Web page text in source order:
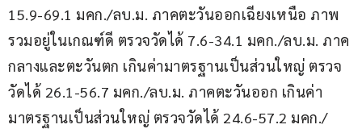
15.9-69.1 มคก./ลบ.ม. ภาคตะวันออกเฉียงเหนือ ภาพ
รวมอยู่ในเกณฑ์ดี ตรวจวัดได้ 7.6-34.1 มคก./ลบ.ม. ภาค
กลางและตะวันตก เกินค่ามาตรฐานเป็นส่วนใหญ่ ตรวจ
วัดได้ 26.1-56.7 มคก./ลบ.ม. ภาคตะวันออก เกินค่า
มาตรฐานเป็นส่วนใหญ่ ตรวจวัดได้ 24.6-57.2 มคก./